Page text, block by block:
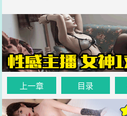
上一章 目录